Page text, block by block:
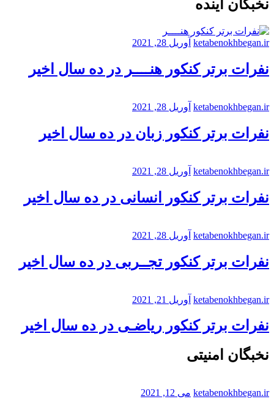
نخبگان آینده
ketabenokhbegan.ir آوریل 28, 2021
نفرات برتر کنکور هنــــر در ده سال اخیر
ketabenokhbegan.ir آوریل 28, 2021
نفرات برتر کنکور زبان در ده سال اخیر
ketabenokhbegan.ir آوریل 28, 2021
نفرات برتر کنکور انسانی در ده سال اخیر
ketabenokhbegan.ir آوریل 28, 2021
نفرات برتر کنکور تجــربی در ده سال اخیر
ketabenokhbegan.ir آوریل 21, 2021
نفرات برتر کنکور ریاضـی در ده سال اخیر
نخبگان امنیتی
ketabenokhbegan.ir می 12, 2021